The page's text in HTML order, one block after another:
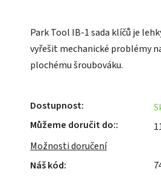
5
Park Tool IB-1 sada klíčů je
vyřešit mechanické problémy
plochému šroubováku.
Dostupnost
Můžeme doručit do:
Možnosti doručení